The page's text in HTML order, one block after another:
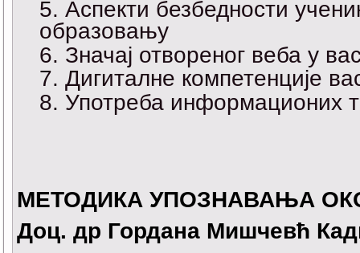
Аспекти безбедности
образовању
Значај отвореног веба у
Дигиталне компетенције
Употреба информационих
MЕТОДИКА УПОЗНАВАЊА
Доц. др Гордана Мишчевћ